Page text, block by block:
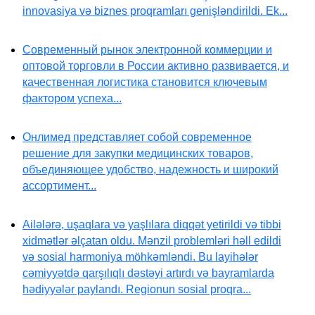
innovasiya və biznes proqramları genişləndirildi. Ek...
Современный рынок электронной коммерции и
оптовой торговли в России активно развивается, и
качественная логистика становится ключевым
фактором успеха...
Онлимед представляет собой современное
решение для закупки медицинских товаров,
объединяющее удобство, надежность и широкий
ассортимент...
Ailələrə, uşaqlara və yaşlılara diqqət yetirildi və tibbi
xidmətlər əlçatan oldu. Mənzil problemləri həll edildi
və sosial harmoniya möhkəmləndi. Bu layihələr
cəmiyyətdə qarşılıqlı dəstəyi artırdı və bayramlarda
hədiyyələr paylandı. Regionun sosial proqra...